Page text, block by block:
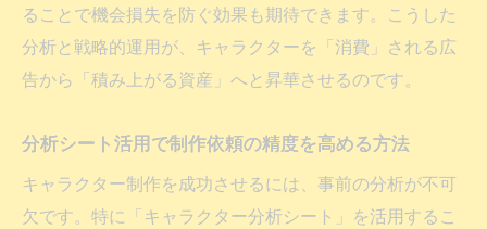
問い合わせ前に理解したい制作依頼の流れ
問い合わせ時に注目すべきキャラ設計と分
制作コツや分析シートで依頼をスムーズに
ることで機会損失を防ぐ効果も期待できます。こうした
分析と戦略的運用が、キャラクターを「消費」される広
告から「積み上がる資産」へと昇華させるのです。
分析シート活用で制作依頼の精度を高める方法
キャラクター制作を成功させるには、事前の分析が不可
欠です。特に「キャラクター分析シート」を活用するこ